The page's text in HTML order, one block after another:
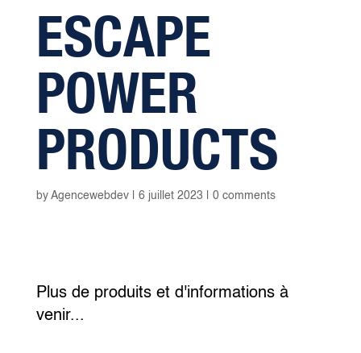
ESCAPE
POWER
PRODUCTS
by Agencewebdev| 6 juillet 2023 0 comments
Plus de produits et d'informations à
venir...